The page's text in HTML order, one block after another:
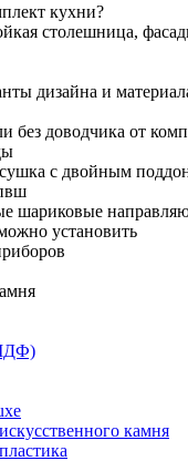
кухни?
столешница,
дизайна и
без доводчика от
с двойным
шариковые
установить
камня